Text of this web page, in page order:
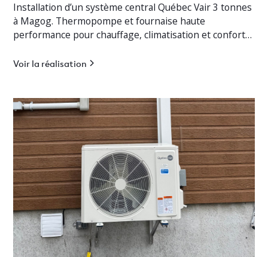
Installation d’un système central Québec Vair 3 tonnes
à Magog. Thermopompe et fournaise haute
performance pour chauffage, climatisation et confort
Voir la réalisation